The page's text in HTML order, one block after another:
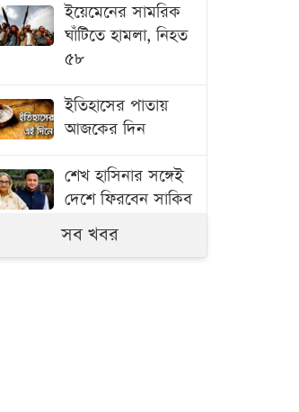
ইয়েমেনের সামরিক
ঘাঁটিতে হামলা, নিহত
৫৮
ইতিহাসের পাতায়
আজকের দিন
শেখ হাসিনার সঙ্গেই
দেশে ফিরবেন সাকিব
শনিবার রাজধানীর
সব খবর